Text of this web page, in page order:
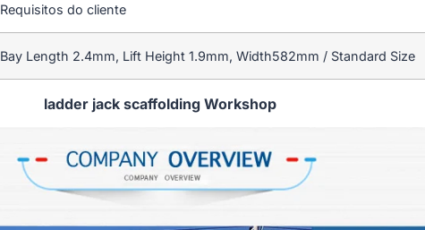
Requisitos do cliente
Bay Length 2.4mm, Lift Height 1.9mm, Width582mm / Standard Size
ladder jack scaffolding Workshop